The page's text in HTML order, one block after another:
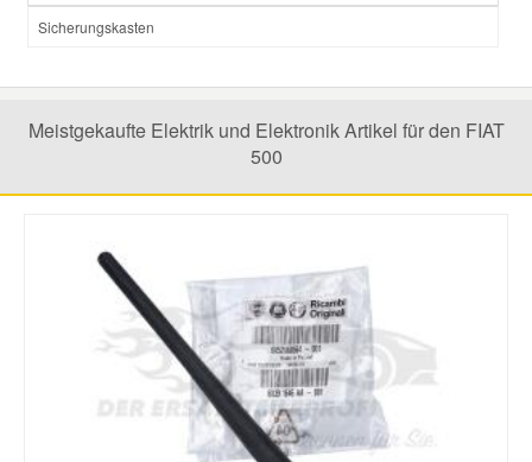
Sicherungskasten
Meistgekaufte Elektrik und Elektronik Artikel für den FIAT
500